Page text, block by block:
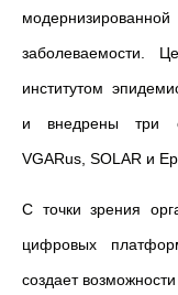
заболеваемости.
институтом
и внедрены три
VGARus, SOLAR и
С точки зрения
цифровых
создает